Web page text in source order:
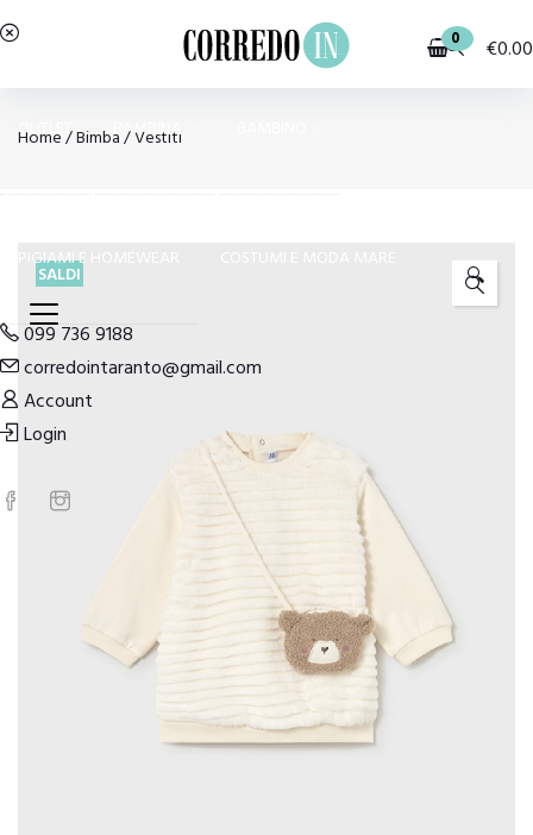
0 €0.00
OUTLET BAMBINA
PIGIAMI E HOMEWEAR
099 736 9188
corredointaranto@gmail.com
Account
Login
Home/Bimba/Vestiti
SALDI 🔍